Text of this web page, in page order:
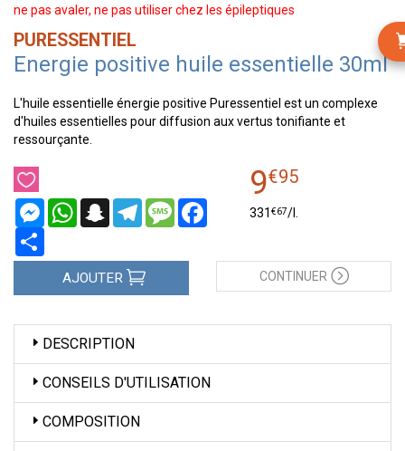
ne pas avaler, ne pas utiliser chez les épileptiques
PURESSENTIEL
Energie positive huile essentielle 30ml
L'huile essentielle énergie positive Puressentiel est un complexe
d'huiles essentielles pour diffusion aux vertus tonifiante et
ressourçante.
MessengerWhatsAppSnapchatTelegramMessageFacebook
9€95
331€67/
AJOUTER CONTINUER
DESCRIPTION
CONSEILS D'UTILISATION
COMPOSITION